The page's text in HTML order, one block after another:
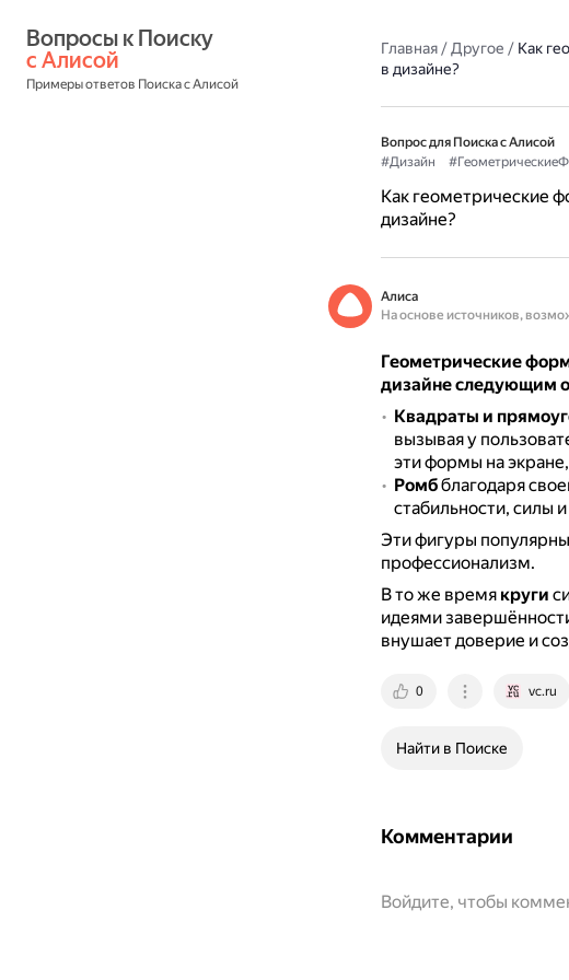
с Алисой
Примеры ответов Поиска с Алисой
Главная/Другое / Как
в дизайне?
Вопрос для Поиска с Алисой
#Дизайн
Как геометрические
дизайне?
Алиса
На основе источников,
Геометрические
дизайне следующим
Квадраты и
вызывая у
эти формы на
Ромбблагодаря
стабильности, силы
Эти фигуры популярны
профессионализм.
В то же время круги
идеями
внушает доверие и
0 vc.ru
Найти в Поиске
Комментарии
Войдите, чтобы